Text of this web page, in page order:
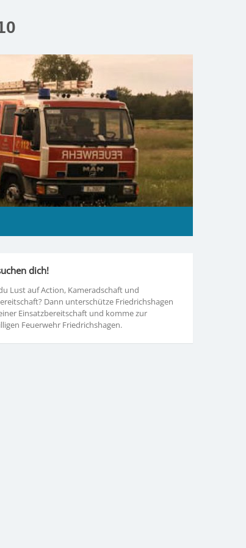
dich!
Lust auf Action, Kameradschaft und
Dann unterschütze Friedrichshagen
Einsatzbereitschaft und komme zur
Feuerwehr Friedrichshagen.